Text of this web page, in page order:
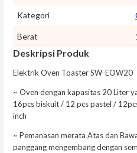
Kategori
Berat
Deskripsi Produk
Elektrik Oven Toaster SW-EOW20
~ Oven dengan kapasitas 20 Liter
16pcs biskuit / 12 pcs pastel /
inch
~ Pemanasan merata Atas dan
panggang mengembang dengan